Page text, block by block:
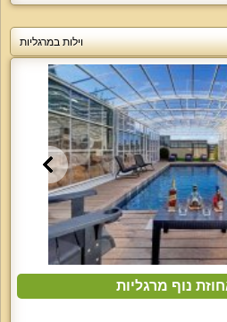
וילות במרגליות
נוף מרגליות